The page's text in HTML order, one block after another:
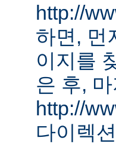
http://
하면, 먼
이지를
은 후,
http://
다이렉